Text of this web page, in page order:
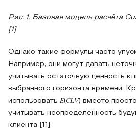
Рис. 1. Базовая модель расчёта
[1]
Однако такие формулы часто
Например, они могут давать
учитывать остаточную ценность
выбранного горизонта времени.
использовать 𝐸(𝐶𝐿𝑉) вместо
учитывать неопределённость
клиента [11].